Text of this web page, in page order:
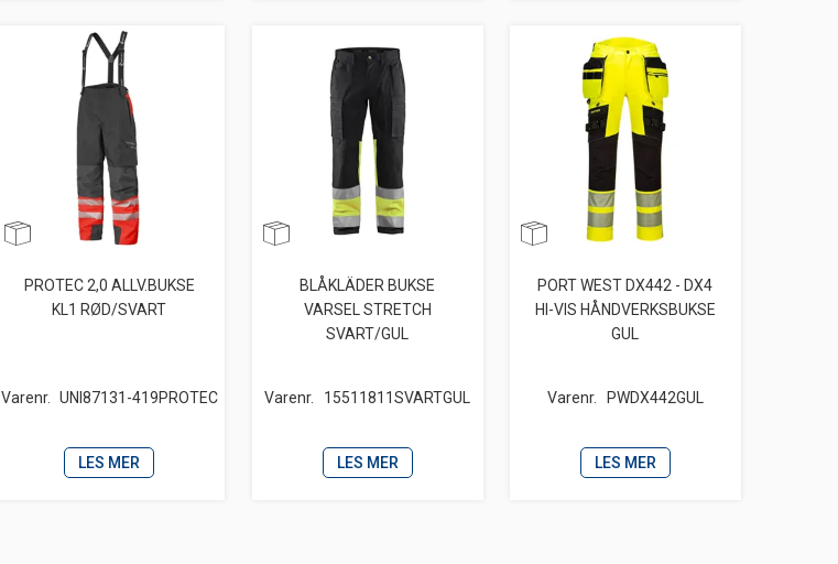
PROTEC 2,0 ALLV.BUKSE
KL1 RØD/SVART
Varenr. UNI87131-419PROTEC
LES MER
BLÅKLÄDER BUKSE
VARSEL STRETCH
SVART/GUL
Varenr. 15511811SVARTGUL
LES MER
PORT WEST DX442 - DX4
HI-VIS HÅNDVERKSBUKSE
GUL
Varenr. PWDX442GUL
LES MER